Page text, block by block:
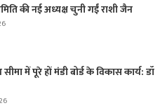
की नई अध्यक्ष चुनी गईं राशी जैन
सीमा में पूरे हों मंडी बोर्ड के विकास कार्य: डॉ